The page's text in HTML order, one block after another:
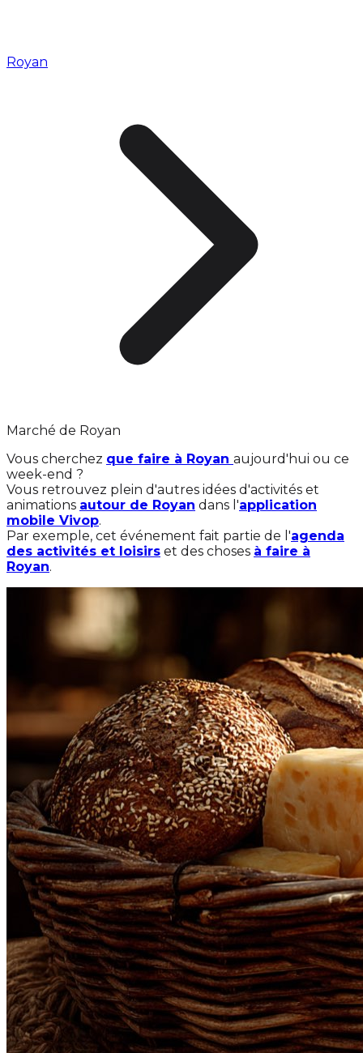
Royan
Marché de Royan
Vous cherchez que faire à Royan aujourd'hui ou ce
week-end ?
Vous retrouvez plein d'autres idées d'activités et
animations autour de Royan dans l'application
mobile Vivop.
Par exemple, cet événement fait partie de l'agenda
des activités et loisirs et des choses à faire à
Royan.